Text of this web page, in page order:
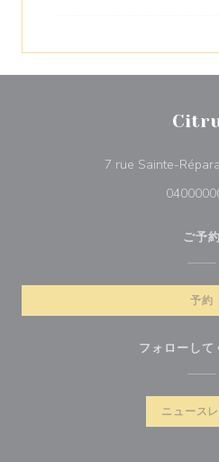
7 rue Sainte-
ご予約
予約
フォローして
ニュース